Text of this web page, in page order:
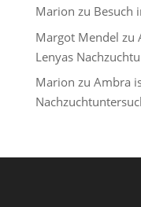
Marion zu Besuch
Margot Mendel zu
Lenyas
Marion zu Ambra